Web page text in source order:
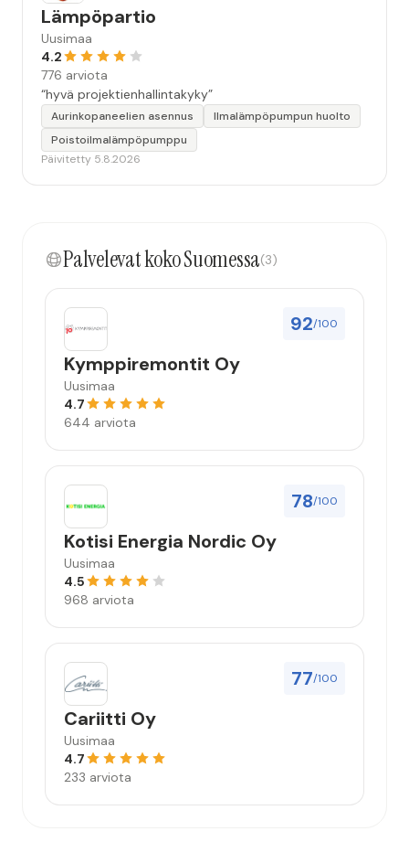
Lämpöpartio
Uusimaa
4.2
776 arviota
“hyvä projektienhallintakyky”
Aurinkopaneelien asennus
Ilmalämpöpumpun huolto
Poistoilmalämpöpumppu
Päivitetty 5.8.2026
Palvelevat koko Suomessa(3)
92/100
Kymppiremontit Oy
Uusimaa
4.7
644 arviota
78/100
Kotisi Energia Nordic Oy
Uusimaa
4.5
968 arviota
77/100
Cariitti Oy
Uusimaa
4.7
233 arviota